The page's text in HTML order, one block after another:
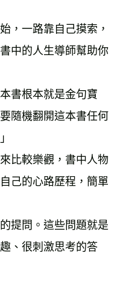
，一路靠自己摸索，
中的人生導師幫助你
書根本就是金句寶
隨機翻開這本書任何
比較樂觀，書中人物
己的心路歷程，簡單
提問。這些問題就是
、很刺激思考的答